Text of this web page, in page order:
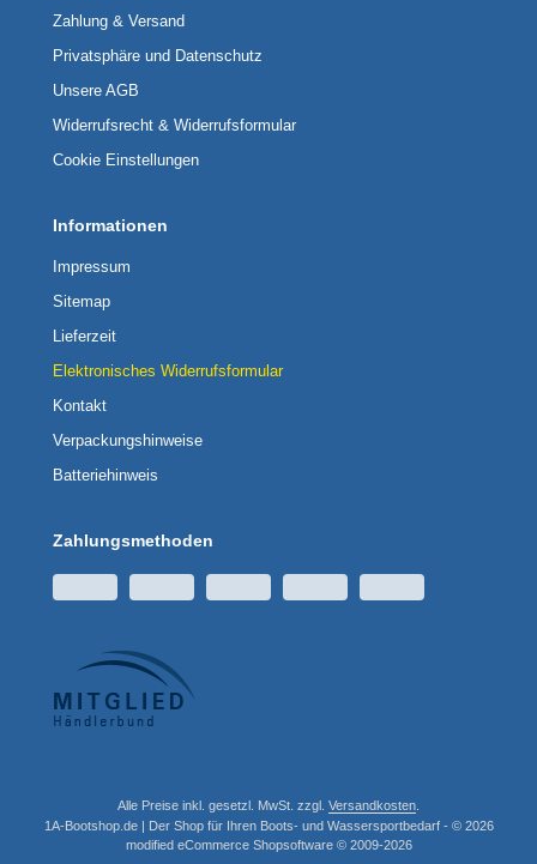
Zahlung & Versand
Privatsphäre und Datenschutz
Unsere AGB
Widerrufsrecht & Widerrufsformular
Cookie Einstellungen
Informationen
Impressum
Sitemap
Lieferzeit
Elektronisches Widerrufsformular
Kontakt
Verpackungshinweise
Batteriehinweis
Zahlungsmethoden
Alle Preise inkl. gesetzl. MwSt. zzgl. Versandkosten
1A-Bootshop.de | Der Shop für Ihren Boots- und Wassersportbedarf - © 2026
modified eCommerce Shopsoftware © 2009-2026